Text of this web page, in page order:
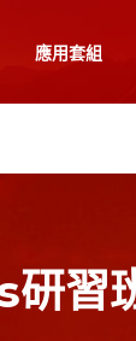
應用套組
習